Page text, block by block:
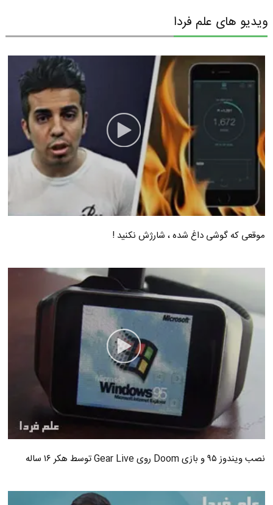
ویدیو های علم فردا
موقعی که گوشی داغ شده ، شارژش نکنید !
نصب ویندوز ۹۵ و بازی Doom روی Gear Live توسط هکر ۱۶ ساله